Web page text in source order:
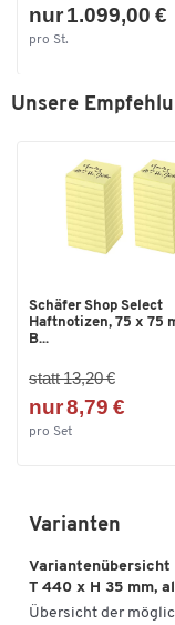
nur 1.099,00 €
pro St.
Unsere
Schäfer Shop Select
Haftnotizen, 75 x 75
B...
statt 13,20 €
nur 8,79 €
pro Set
Varianten
Variantenübersicht
T 440 x H 35 mm,
Übersicht der